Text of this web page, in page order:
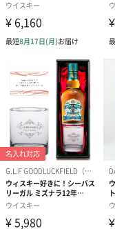
メッセージカードや封
す。
写真付きメッセージカ
ード（680円）